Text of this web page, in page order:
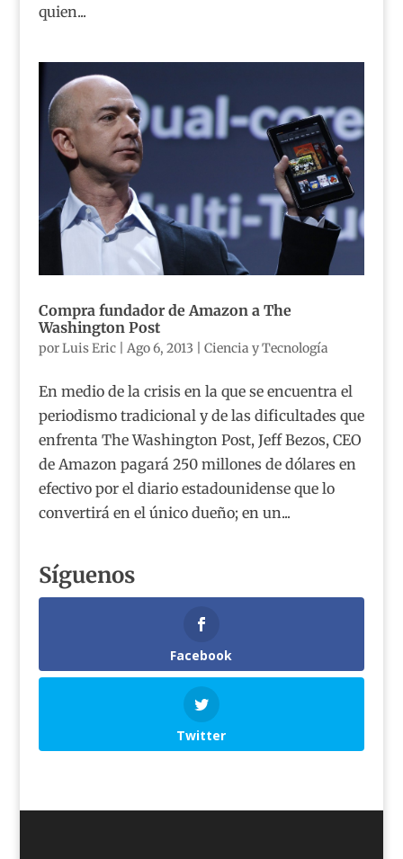
quien...
Compra fundador de Amazon a The
Washington Post
porLuis Eric| Ago 6, 2013 Ciencia y Tecnología
En medio de la crisis en la que se encuentra el
periodismo tradicional y de las dificultades que
enfrenta The Washington Post, Jeff Bezos, CEO
de Amazon pagará 250 millones de dólares en
efectivo por el diario estadounidense que lo
convertirá en el único dueño; en un...
Síguenos
Facebook
Twitter